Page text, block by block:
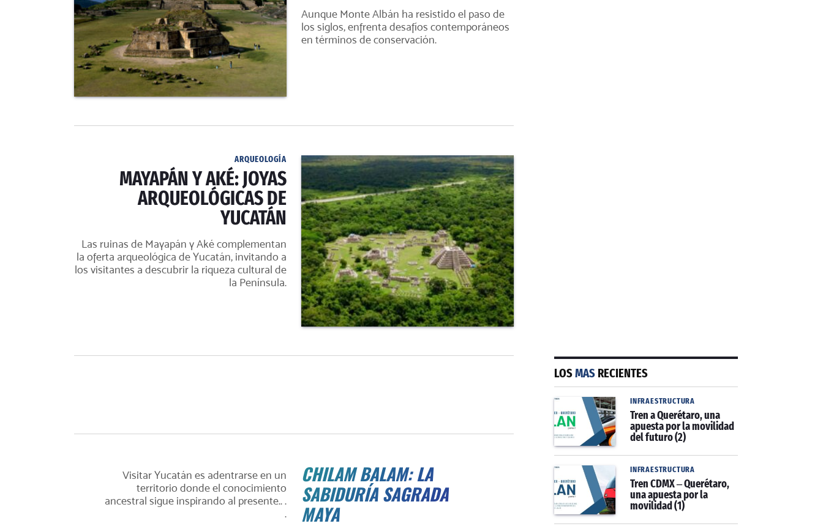
Aunque Monte Albán ha resistido el paso de
los siglos, enfrenta desafíos contemporáneos
en términos de conservación.
ARQUEOLOGÍA
MAYAPÁN Y AKÉ: JOYAS
ARQUEOLÓGICAS DE
YUCATÁN
Las ruinas de Mayapán y Aké complementan
la oferta arqueológica de Yucatán, invitando a
los visitantes a descubrir la riqueza cultural de
la Península.
CHILAM BALAM: LA
SABIDURÍA SAGRADA
MAYA
Visitar Yucatán es adentrarse en un
territorio donde el conocimiento
ancestral sigue inspirando al presente.. .
.
LOSMAS RECIENTES
INFRAESTRUCTURA
Tren a Querétaro, una
apuesta por la movilidad
del futuro (2)
INFRAESTRUCTURA
Tren CDMX – Querétaro,
una apuesta por la
movilidad (1)